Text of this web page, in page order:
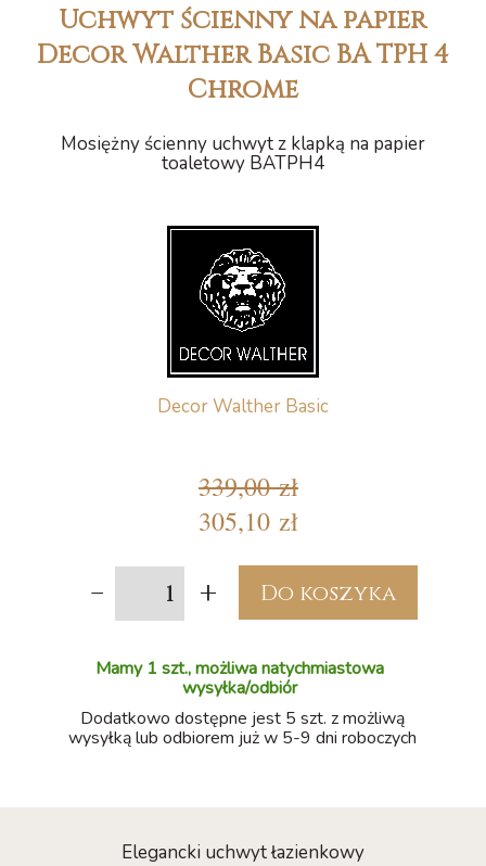
Uchwyt ścienny na papier
Decor Walther Basic BA TPH 4
Chrome
Mosiężny ścienny uchwyt z klapką na papier
toaletowy BATPH4
Decor Walther Basic
339,00 zł
305,10 zł
- + Do koszyka
Mamy 1 szt., możliwa natychmiastowa
wysyłka/odbiór
Dodatkowo dostępne jest 5 szt. z możliwą
wysyłką lub odbiorem już w 5-9 dni roboczych
Elegancki uchwyt łazienkowy